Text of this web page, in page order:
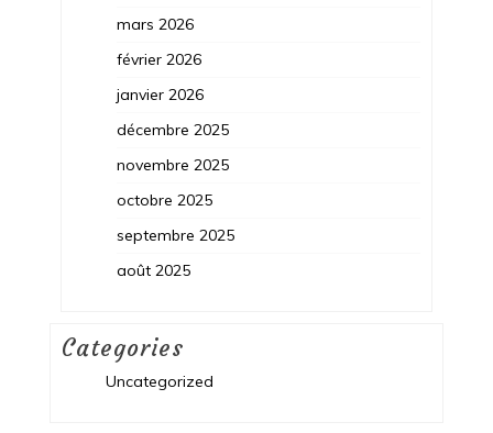
mars 2026
février 2026
janvier 2026
décembre 2025
novembre 2025
octobre 2025
septembre 2025
août 2025
Categories
Uncategorized